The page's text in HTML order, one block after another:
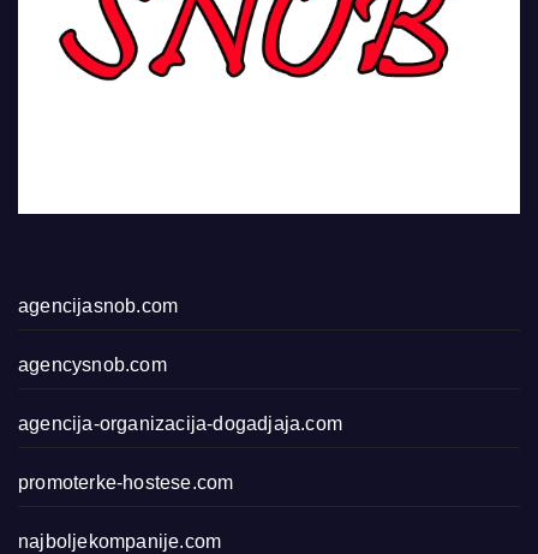
agencijasnob.com
agencysnob.com
agencija-organizacija-dogadjaja.com
promoterke-hostese.com
najboljekompanije.com